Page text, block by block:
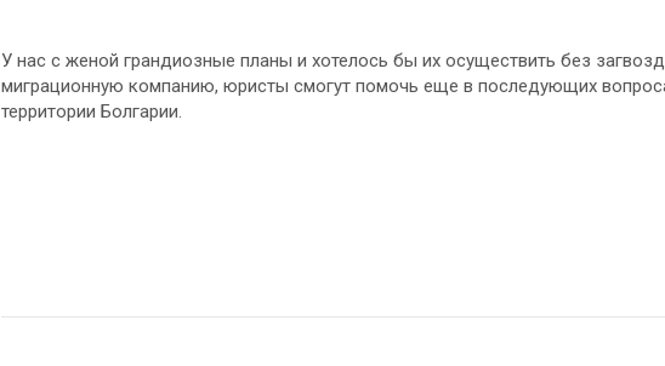
У нас с женой грандиозные планы и хотелось бы их осуществить без
миграционную компанию, юристы смогут помочь еще в последующих
территории Болгарии.